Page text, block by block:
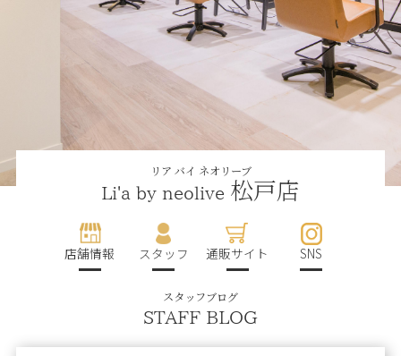
リア バイ ネオリーブ
Li'a by neolive 松戸店
店舗情報 スタッフ 通販サイト SNS
スタッフブログ
STAFF BLOG